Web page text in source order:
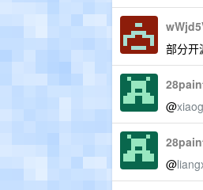
部分开
@
@